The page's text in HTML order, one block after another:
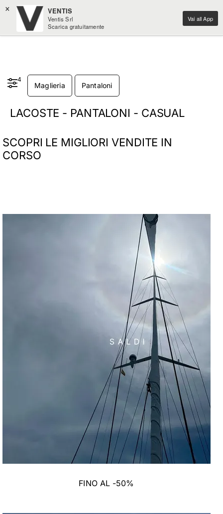
× VENTIS
Ventis Srl
Scarica gratuitamente
Vai all App
4
Maglieria Pantaloni
LACOSTE - PANTALONI - CASUAL
SCOPRI LE MIGLIORI VENDITE IN
CORSO
FINO AL -50%